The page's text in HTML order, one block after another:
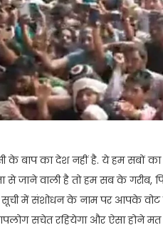
के बाप का देश नहीं है. ये हम सबों
से जाने वाली है तो हम सब के
सूची में संशोधन के नाम पर आपके वोट
सचेत रहियेगा और ऐसा होने